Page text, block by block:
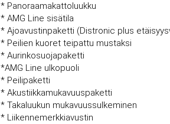
* Panoraamakattoluukku
* AMG Line sisätila
* Ajoavustinpaketti (Distronic plus
* Peilien kuoret teipattu mustaksi
* Aurinkosuojapaketti
*AMG Line ulkopuoli
* Peilipaketti
* Akustiikkamukavuuspaketti
* Takaluukun mukavuussulkeminen
* Liikennemerkkiavustin